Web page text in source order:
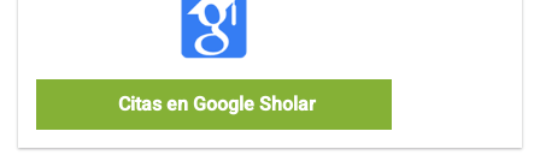
Citas en Google Sholar